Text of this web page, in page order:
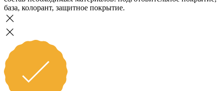
база, колорант, защитное покрытие.